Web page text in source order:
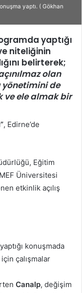
yaptı. ( Gökhan
yaptığı
niteliğinin
belirterek;
olan
yönetimini de
ele almak bir
, Edirne’de
Eğitim
Üniversitesi
etkinlik açılış
konuşmada
çalışmalar
Canalp, değişim